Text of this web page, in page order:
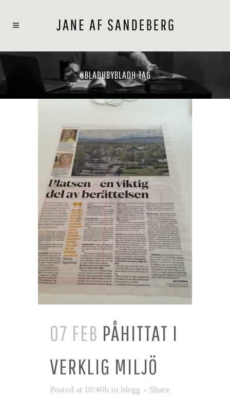
#BLADHBYBLADH TAG
07 FEB PÅHITTAT I
VERKLIG MILJÖ
Posted at 10:40h in blogg Share